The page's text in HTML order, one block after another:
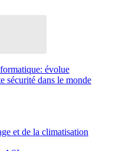
évolue
sécurité dans le monde
et de la climatisation